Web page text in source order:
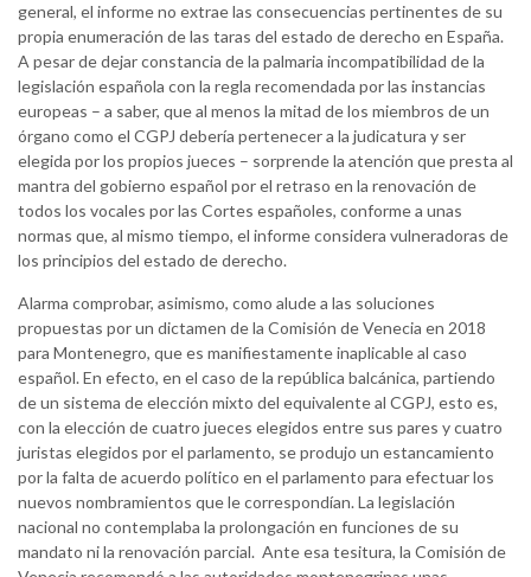
general, el informe no extrae las consecuencias pertinentes de su
propia enumeración de las taras del estado de derecho en España.
A pesar de dejar constancia de la palmaria incompatibilidad de la
legislación española con la regla recomendada por las instancias
europeas – a saber, que al menos la mitad de los miembros de un
órgano como el CGPJ debería pertenecer a la judicatura y ser
elegida por los propios jueces – sorprende la atención que presta al
mantra del gobierno español por el retraso en la renovación de
todos los vocales por las Cortes españoles, conforme a unas
normas que, al mismo tiempo, el informe considera vulneradoras de
los principios del estado de derecho.
Alarma comprobar, asimismo, como alude a las soluciones
propuestas por un dictamen de la Comisión de Venecia en 2018
para Montenegro, que es manifiestamente inaplicable al caso
español. En efecto, en el caso de la república balcánica, partiendo
de un sistema de elección mixto del equivalente al CGPJ, esto es,
con la elección de cuatro jueces elegidos entre sus pares y cuatro
juristas elegidos por el parlamento, se produjo un estancamiento
por la falta de acuerdo político en el parlamento para efectuar los
nuevos nombramientos que le correspondían. La legislación
nacional no contemplaba la prolongación en funciones de su
mandato ni la renovación parcial. Ante esa tesitura, la Comisión de